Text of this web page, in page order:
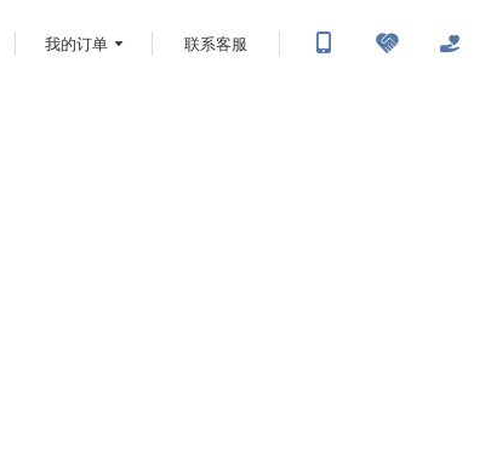
我的订单 联系客服